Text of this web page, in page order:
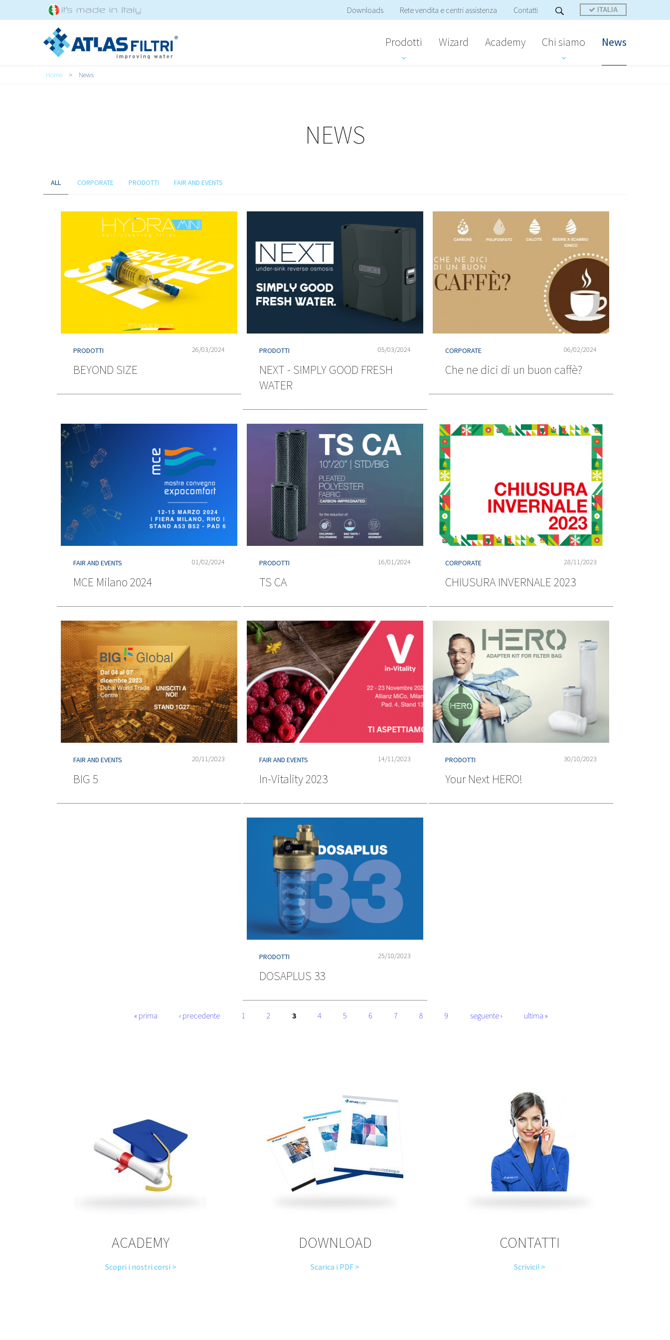
Salta al contenuto principale ITALIA
Downloads Rete vendita e centri assistenza Contatti
Prodotti Wizard Academy Chi siamo News
Tu sei qui
Home > News
NEWS
ALL CORPORATE PRODOTTI FAIR AND EVENTS
PRODOTTI 26/03/2024
BEYOND SIZE
PRODOTTI 05/03/2024
NEXT - SIMPLY GOOD FRESH
WATER
CORPORATE 06/02/2024
Che ne dici di un buon caffè?
FAIR AND EVENTS 01/02/2024
MCE Milano 2024
PRODOTTI 16/01/2024
TS CA
CORPORATE 28/11/2023
CHIUSURA INVERNALE 2023
FAIR AND EVENTS 20/11/2023
BIG 5
FAIR AND EVENTS 14/11/2023
In-Vitality 2023
PRODOTTI 30/10/2023
Your Next HERO!
PRODOTTI 25/10/2023
DOSAPLUS 33
« prima ‹ precedente 1 2 3 4 5 6 7 8 9 seguente › ultima »
ACADEMY
Scopri i nostri corsi >
DOWNLOAD
Scarica i PDF >
CONTATTI
Scrivici! >